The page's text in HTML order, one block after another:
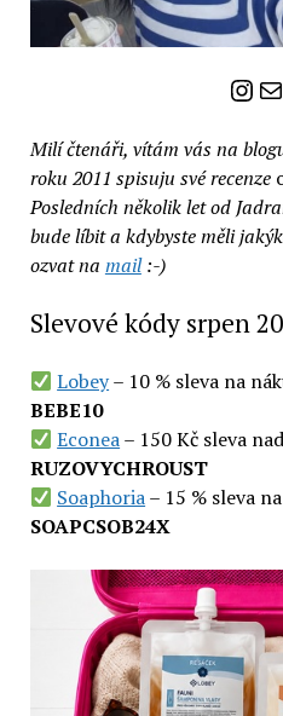
Milí čtenáři, vítám vás na
roku 2011 spisuju své recenze
Posledních několik let od
bude líbit a kdybyste měli
ozvat na mail:-)
Slevové kódy srpen
Lobey– 10 % sleva na
BEBE10
Econea– 150 Kč sleva
RUZOVYCHROUST
Soaphoria– 15 % sleva
SOAPCSOB24X